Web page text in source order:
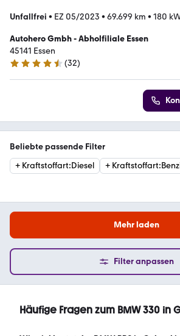
Unfallfrei • EZ 05/2023 • 69.699 km • 180
Autohero Gmbh - Abholfiliale Essen
45141 Essen
4.7 Sterne
(32)
Beliebte passende Filter
+ Kraftstoffart:Diesel + Kraftstoffart:
Mehr laden
Filter anpassen
Häufige Fragen zum BMW 330 in